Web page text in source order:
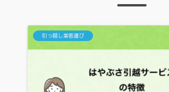
引っ越し業者選び